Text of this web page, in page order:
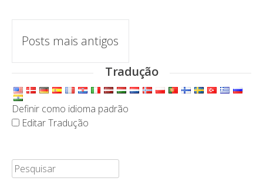
Navegação
de
Posts
Posts mais antigos
Tradução
Definir como idioma padrão
Editar Tradução
Pesquisar: